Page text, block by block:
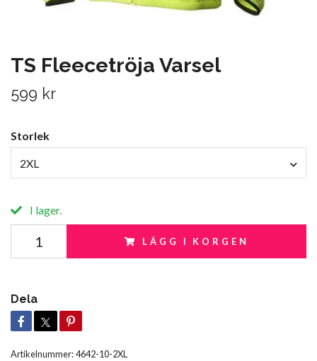
TS Fleecetröja Varsel
599 kr
Storlek
2XL
I lager.
LÄGG I KORGEN
Dela
Artikelnummer:4642-10-2XL